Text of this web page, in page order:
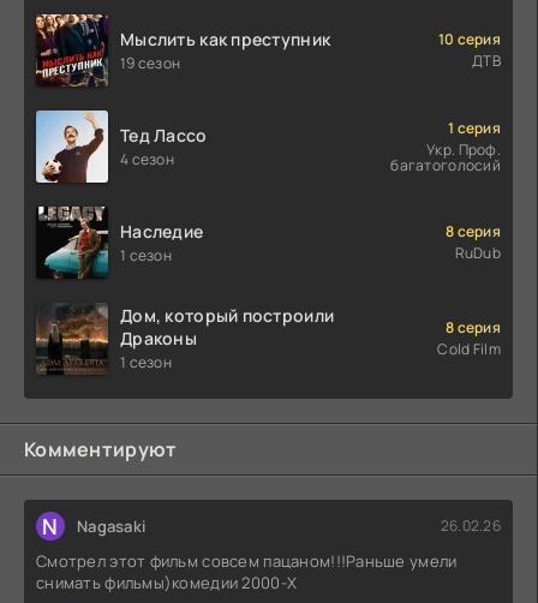
Мыслить как преступник
19 сезон
10 серия
ДТВ
Тед Лассо
4 сезон
1 серия
Укр. Проф.
багатоголосий
Наследие
1 сезон
8 серия
RuDub
Дом, который построили
Драконы
1 сезон
8 серия
Cold Film
Комментируют
N Nagasaki 26.02.26
Смотрел этот фильм совсем пацаном!!!Раньше умели
снимать фильмы)комедии 2000-X